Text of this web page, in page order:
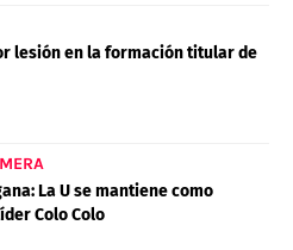
lesión en la formación titular de
La U se mantiene como
Colo Colo